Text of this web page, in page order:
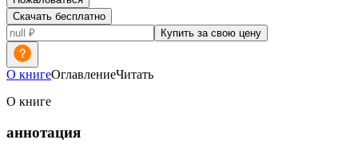
Скачать бесплатно
Купить за свою цену
О книгеОглавлениеЧитать
О книге
аннотация